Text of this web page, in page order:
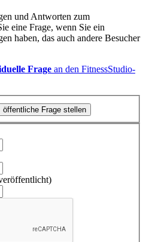
und Antworten zum
eine Frage, wenn Sie ein
haben, das auch andere Besucher
Frage an den FitnessStudio-
öffentliche Frage stellen